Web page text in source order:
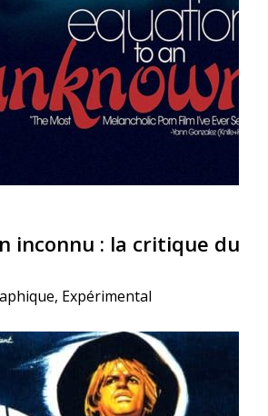
inconnu : la critique du
Expérimental